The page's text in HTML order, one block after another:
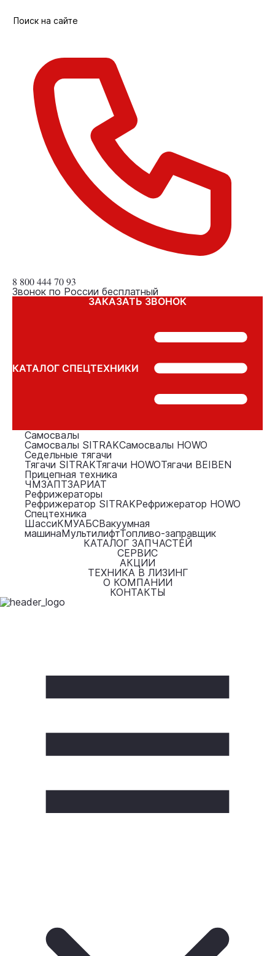
8 800444 70 93
Звонок по России бесплатный
ЗАКАЗАТЬ ЗВОНОК
КАТАЛОГ СПЕЦТЕХНИКИ
Самосвалы
Самосвалы SITRAKСамосвалы HOWO
Седельные тягачи
Тягачи SITRAKТягачи HOWOТягачи BEIBEN
Прицепная техника
ЧМЗАПТЗАРИАТ
Рефрижераторы
Рефрижератор SITRAKРефрижератор HOWO
Спецтехника
ШассиКМУАБСВакуумная
машинаМультилифтТопливо-заправщик
КАТАЛОГ ЗАПЧАСТЕЙ
СЕРВИС
АКЦИИ
ТЕХНИКА В ЛИЗИНГ
О КОМПАНИИ
КОНТАКТЫ